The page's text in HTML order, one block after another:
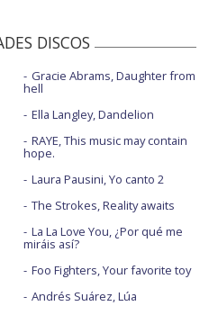
DISCOS
Gracie Abrams, Daughter from
hell
Ella Langley, Dandelion
RAYE, This music may contain
hope.
Laura Pausini, Yo canto 2
The Strokes, Reality awaits
La La Love You, ¿Por qué me
miráis así?
Foo Fighters, Your favorite toy
Andrés Suárez, Lúa